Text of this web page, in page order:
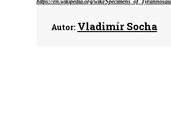
https://en.wikipedia.org/wiki/
Autor: Vladimír Socha